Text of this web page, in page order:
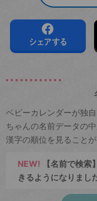
シェアする
ベビーカレンダーが独
ちゃんの名前データの
漢字の順位を見ることが
NEW! 【名前で検索
きるようになりまし